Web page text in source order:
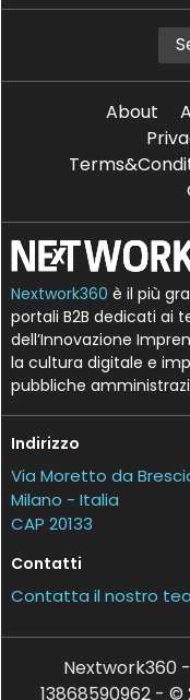
About
Nextwork360 è il più
portali B2B dedicati ai
dell’Innovazione
la cultura digitale e
pubbliche
Indirizzo
Via Moretto da
Milano - Italia
CAP 20133
Contatti
Contatta il nostro
Nextwork360
13868590962 - ©